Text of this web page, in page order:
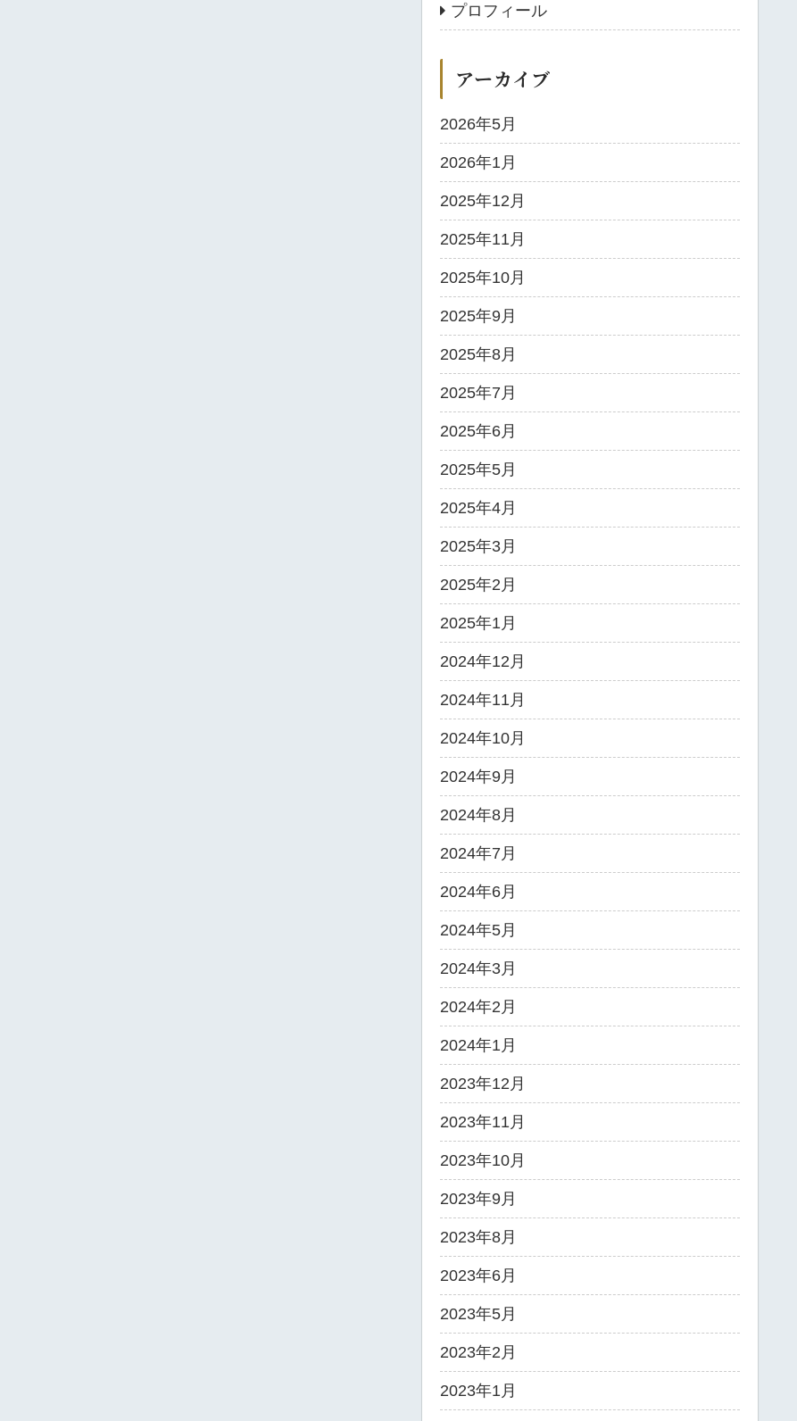
プロフィール
アーカイブ
2026年5月
2026年1月
2025年12月
2025年11月
2025年10月
2025年9月
2025年8月
2025年7月
2025年6月
2025年5月
2025年4月
2025年3月
2025年2月
2025年1月
2024年12月
2024年11月
2024年10月
2024年9月
2024年8月
2024年7月
2024年6月
2024年5月
2024年3月
2024年2月
2024年1月
2023年12月
2023年11月
2023年10月
2023年9月
2023年8月
2023年6月
2023年5月
2023年2月
2023年1月